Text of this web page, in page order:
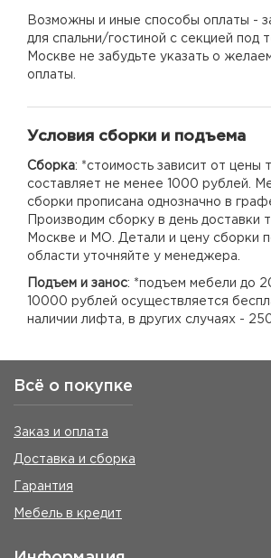
Возможны и иные способы оплаты -
для спальни/гостиной с секцией под
Москве не забудьте указать о
оплаты.
Условия сборки и подъема
Сборка: *стоимость зависит от цены
составляет не менее 1000 рублей.
сборки прописана однозначно в
Производим сборку в день доставки
Москве и МО. Детали и цену сборки
области уточняйте у менеджера.
Подъем и занос: *подъем мебели до
10000 рублей осуществляется
наличии лифта, в других случаях -
Всё о покупке
Заказ и оплата
Доставка и сборка
Гарантия
Мебель в кредит